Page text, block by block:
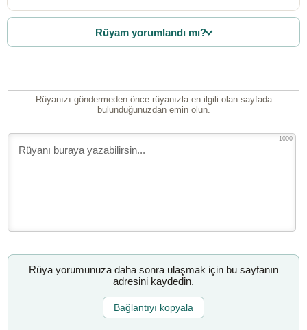
Rüyam yorumlandı mı?
Rüyanızı göndermeden önce rüyanızla en ilgili olan sayfada
bulunduğunuzdan emin olun.
1000
Rüya yorumunuza daha sonra ulaşmak için bu sayfanın
adresini kaydedin.
Bağlantıyı kopyala